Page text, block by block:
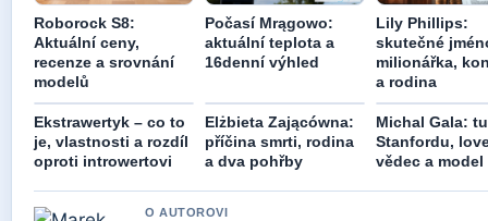
Roborock S8:
Aktuální ceny,
recenze a srovnání
modelů
Počasí Mrągowo:
aktuální teplota a
16denní výhled
Lily Phillips:
skutečné
milionářka,
a rodina
Ekstrawertyk – co to
je, vlastnosti a rozdíl
oproti introwertovi
Elżbieta Zającówna:
příčina smrti, rodina
a dva pohřby
Michal Gala:
Stanfordu,
vědec a model
O AUTOROVI